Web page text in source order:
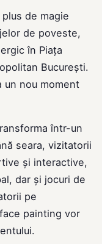
plus de magie
de poveste,
în Piaţa
Bucureşti.
un nou moment
într-un
seara, vizitatorii
și interactive,
dar și jocuri de
pe
painting vor